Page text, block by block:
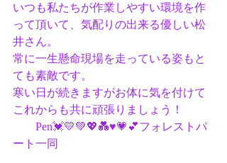
いつも私たちが作業しやすい環境を作
って頂いて、気配りの出来る優しい松
井さん。
常に一生懸命現場を走っている姿もと
ても素敵です。
寒い日が続きますがお体に気を付けて
これからも共に頑張りましょう！
Pen💓💛💚💖💑♥💗💕フォレストパ
ート一同